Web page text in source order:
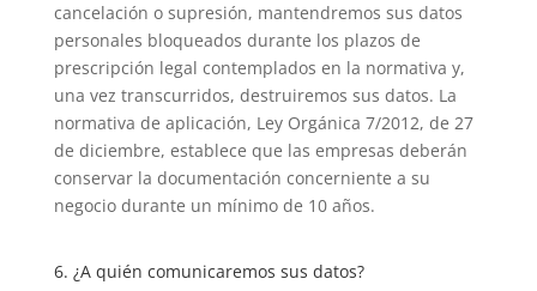
cancelación o supresión, mantendremos sus datos
personales bloqueados durante los plazos de
prescripción legal contemplados en la normativa y,
una vez transcurridos, destruiremos sus datos. La
normativa de aplicación, Ley Orgánica 7/2012, de 27
de diciembre, establece que las empresas deberán
conservar la documentación concerniente a su
negocio durante un mínimo de 10 años.
6. ¿A quién comunicaremos sus datos?